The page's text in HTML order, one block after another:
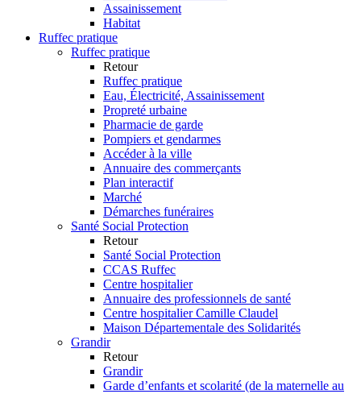
Assainissement
Habitat
Ruffec pratique
Ruffec pratique
Retour
Ruffec pratique
Eau, Électricité, Assainissement
Propreté urbaine
Pharmacie de garde
Pompiers et gendarmes
Accéder à la ville
Annuaire des commerçants
Plan interactif
Marché
Démarches funéraires
Santé Social Protection
Retour
Santé Social Protection
CCAS Ruffec
Centre hospitalier
Annuaire des professionnels de santé
Centre hospitalier Camille Claudel
Maison Départementale des Solidarités
Grandir
Retour
Grandir
Garde d’enfants et scolarité (de la maternelle au